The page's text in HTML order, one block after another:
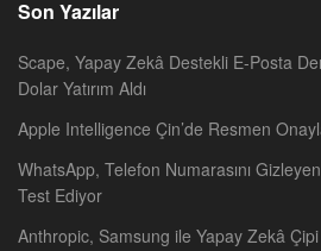
Son Yazılar
Scape, Yapay Zekâ Destekli E-Posta
Dolar Yatırım Aldı
Apple Intelligence Çin’de Resmen
WhatsApp, Telefon Numarasını
Test Ediyor
Anthropic, Samsung ile Yapay Zekâ